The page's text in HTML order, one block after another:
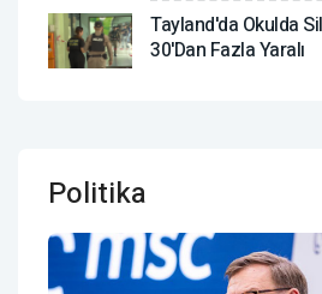
Tayland'da Okulda
30'dan Fazla Yaralı
Politika